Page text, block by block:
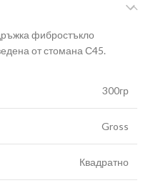
фибростъкло
от стомана С45.
300гр
Gross
Квадратно